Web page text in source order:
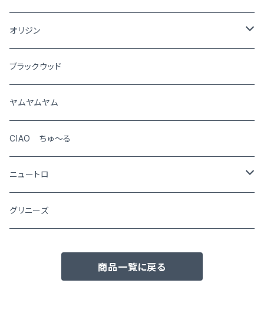
猫
オリジン
犬
猫
ブラックウッド
ヤムヤムヤム
CIAO ちゅ～る
ニュートロ
シュプレモ
ワイルドレシピ
グリニーズ
商品一覧に戻る